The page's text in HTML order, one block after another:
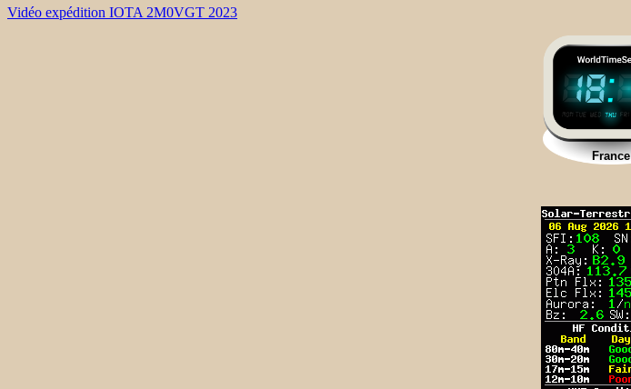
Vidéo expédition IOTA 2M0VGT 2023